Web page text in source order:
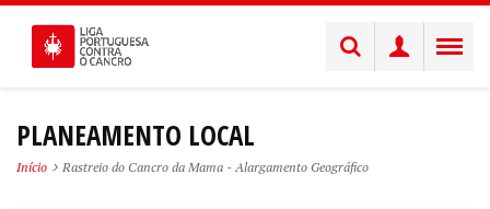
PLANEAMENTO LOCAL
Início Rastreio do Cancro da Mama - Alargamento Geográfico